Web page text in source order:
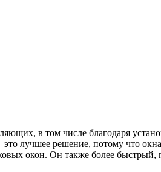
в том числе благодаря
лучшее решение, потому что
окон. Он также более